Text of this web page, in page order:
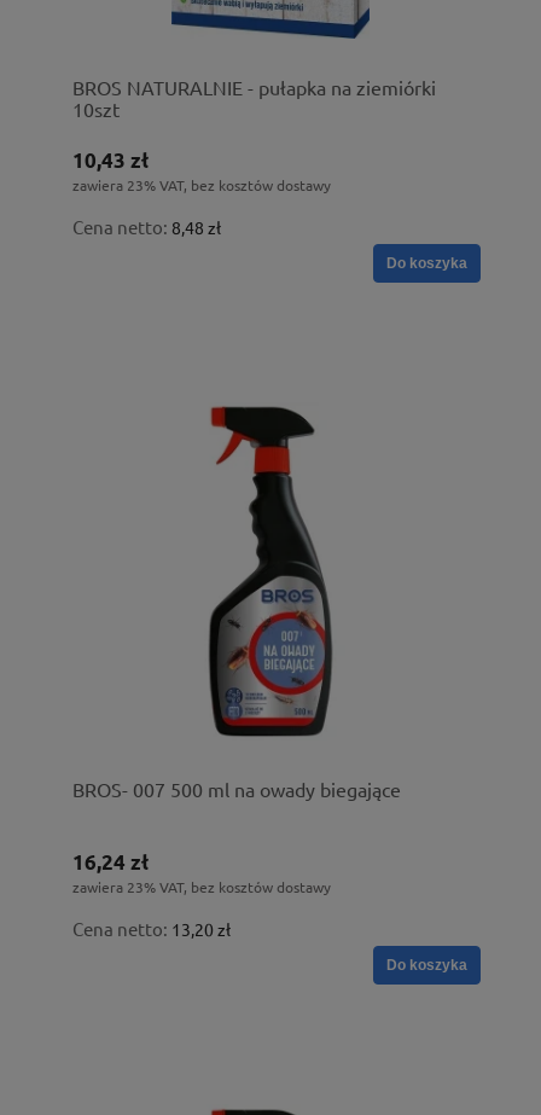
BROS NATURALNIE - pułapka na ziemiórki
10szt
10,43 zł
zawiera 23% VAT, bez kosztów dostawy
Cena netto: 8,48 zł
Do koszyka
BROS- 007 500 ml na owady biegające
16,24 zł
zawiera 23% VAT, bez kosztów dostawy
Cena netto: 13,20 zł
Do koszyka